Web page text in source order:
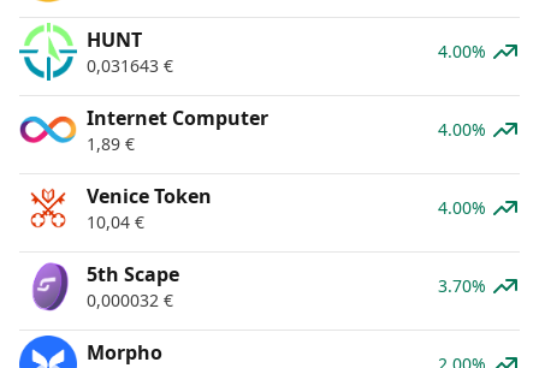
HUNT
0,031643 €
4.00%
Internet Computer
1,89 €
4.00%
Venice Token
10,04 €
4.00%
5th Scape
0,000032 €
3.70%
Morpho